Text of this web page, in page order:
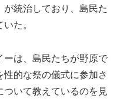
統治しており、島民た
た。
ーは、島民たちが野原で
的な祭の儀式に参加さ
いて教えているのを見